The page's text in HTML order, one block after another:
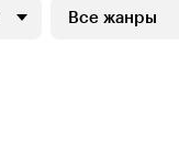
Все жанры